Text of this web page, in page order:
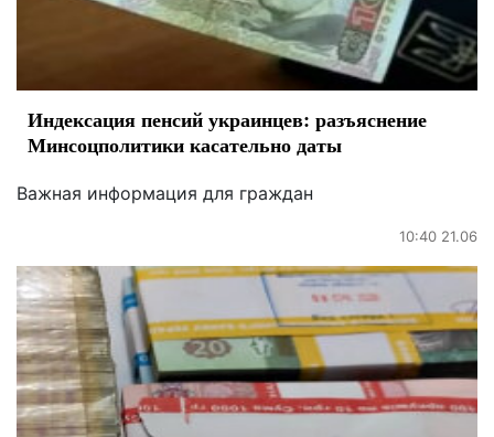
Индексация пенсий украинцев: разъяснение
Минсоцполитики касательно даты
Важная информация для граждан
10:40 21.06